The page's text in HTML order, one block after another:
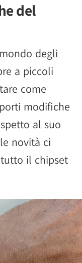
del
degli
a piccoli
come
modifiche
al suo
novità ci
il chipset